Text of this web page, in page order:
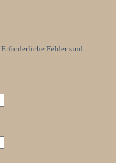
Erforderliche Felder sind